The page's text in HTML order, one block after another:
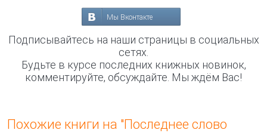
Мы Вконтакте
Подписывайтесь на наши страницы в социальных
сетях.
Будьте в курсе последних книжных новинок,
комментируйте, обсуждайте. Мы ждём Вас!
Похожие книги на "Последнее слово